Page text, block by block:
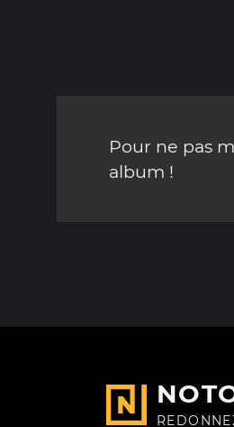
Pour ne pas
album !